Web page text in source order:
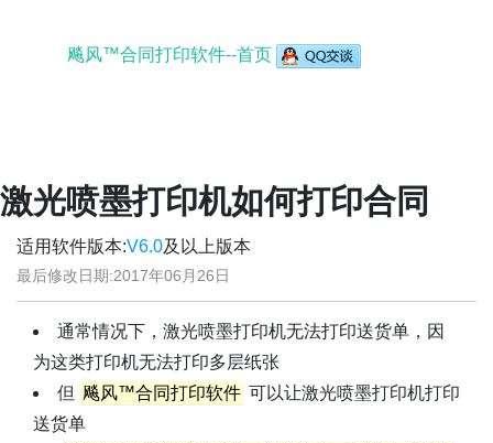
飚风™合同打印软件--首页
激光喷墨打印机如何打印合同
适用软件版本:V6.0及以上版本
最后修改日期:2017年06月26日
通常情况下，激光喷墨打印机无法打印送货单，因
为这类打印机无法打印多层纸张
但 飚风™合同打印软件 可以让激光喷墨打印机打印
送货单